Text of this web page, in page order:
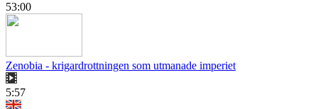
53:00
Zenobia - krigardrottningen som utmanade imperiet
5:57